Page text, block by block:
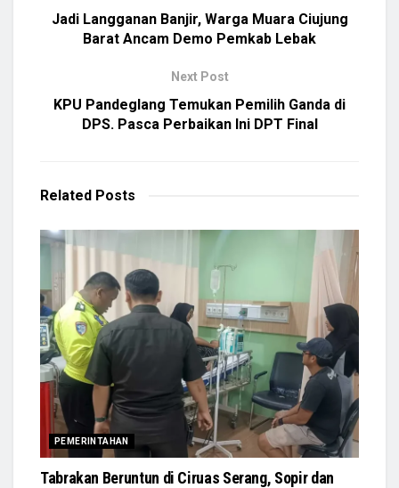
Jadi Langganan Banjir, Warga Muara Ciujung
Barat Ancam Demo Pemkab Lebak
Next Post
KPU Pandeglang Temukan Pemilih Ganda di
DPS. Pasca Perbaikan Ini DPT Final
Related Posts
PEMERINTAHAN
Tabrakan Beruntun di Ciruas Serang, Sopir dan